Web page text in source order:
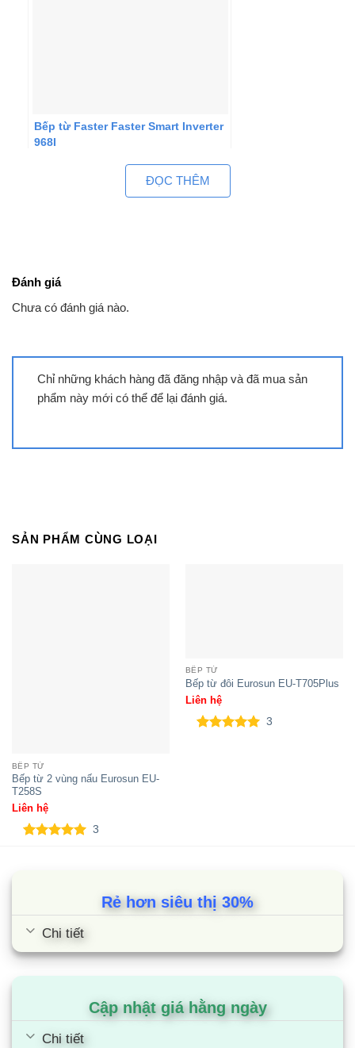
Bếp từ Faster Faster Smart Inverter
968I
Bếp đôi điện từ Sunhouse
Bếp đôi điện từ SUNHOUSE SHB
Bếp đôi điện từ SUNHOUSE
ĐỌC THÊM
Đánh giá
Chưa có đánh giá nào.
Chỉ những khách hàng đã đăng nhập và đã mua sản
phẩm này mới có thể để lại đánh giá.
SẢN PHẨM CÙNG LOẠI
BẾP TỪ
Bếp từ 2 vùng nấu Eurosun EU-
T258S
Liên hệ
3
BẾP TỪ
Bếp từ đôi Eurosun EU-T705Plus
Liên hệ
3
Rẻ hơn siêu thị 30%
Chi tiết
Cập nhật giá hằng ngày
Chi tiết